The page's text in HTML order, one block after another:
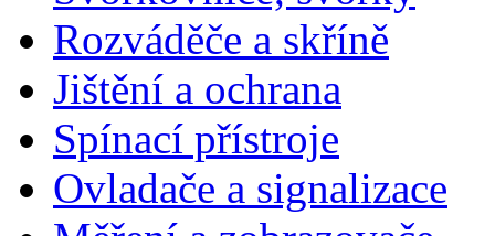
Rozváděče a skříně
Jištění a ochrana
Spínací přístroje
Ovladače a signalizace